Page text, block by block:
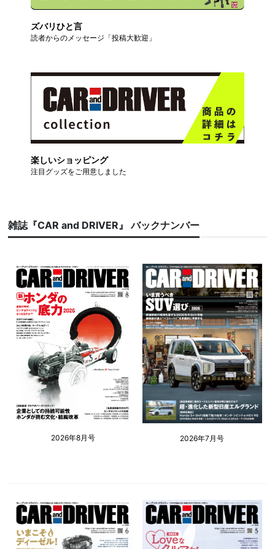
ズバリひと言
読者からのメッセージ「投稿大歓迎」
楽しいショッピング
注目グッズをご用意しました
雑誌『CAR and DRIVER』 バックナンバー
2026年8月号 2026年7月号